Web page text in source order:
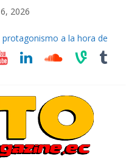
2026
a la hora de
Day’ pone en escena a
recorre 7 provincias en 8
para cubrir las rutas de La